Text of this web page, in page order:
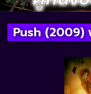
Push (2009)